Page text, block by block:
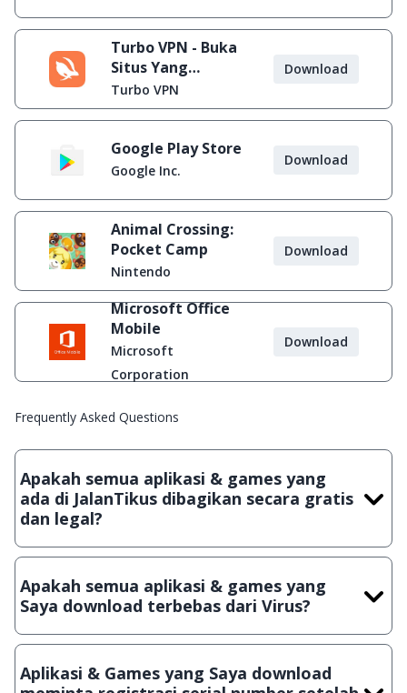
Turbo VPN - Buka
Situs Yang
Diblokir
Turbo VPN
Download
Google Play Store
Google Inc.
Download
Animal Crossing:
Pocket Camp
Nintendo
Download
Microsoft Office
Mobile
Microsoft
Corporation
Download
Frequently Asked Questions
Apakah semua aplikasi & games yang
ada di JalanTikus dibagikan secara gratis
dan legal?
Ya, JalanTikus hanya membagikan aplikasi & games yang
crack, patch atau semacamnya.
Apakah semua aplikasi & games yang
Saya download terbebas dari Virus?
Ya, JalanTikus selalu melakukan scanning dengan 3 jenis
suatu aplikasi atau games, sehingga bisa dijamin 100%
Aplikasi & Games yang Saya download